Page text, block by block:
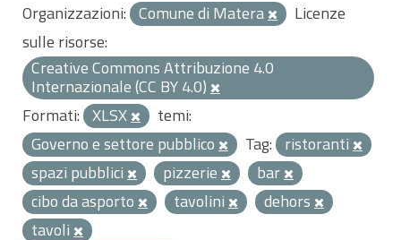
Organizzazioni: Comune di Matera
Licenze
sulle risorse:
Creative Commons Attribuzione 4.0
Internazionale (CC BY 4.0)
Formati: XLSX
temi:
Governo e settore pubblico
Tag: ristoranti
spazi pubblici
pizzerie
bar
cibo da asporto
tavolini
dehors
tavoli